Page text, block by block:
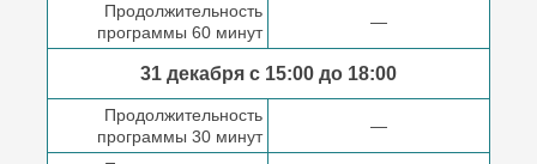
Продолжительность
программы 60 минут
—
31 декабря с 15:00 до 18:00
Продолжительность
программы 30 минут
—